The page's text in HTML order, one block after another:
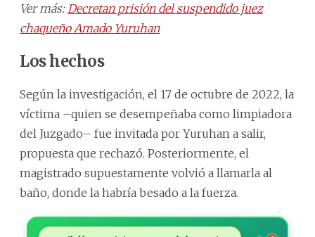
Ver más: Decretan prisión del suspendido juez
chaqueño Amado Yuruhan
Los hechos
Según la investigación, el 17 de octubre de 2022, la
víctima –quien se desempeñaba como limpiadora
del Juzgado– fue invitada por Yuruhan a salir,
propuesta que rechazó. Posteriormente, el
magistrado supuestamente volvió a llamarla al
baño, donde la habría besado a la fuerza.